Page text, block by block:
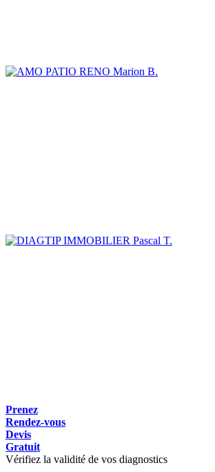
Marion B.
Pascal T.
Prenez
Rendez-vous
Devis
Gratuit
Vérifiez la validité de vos diagnostics